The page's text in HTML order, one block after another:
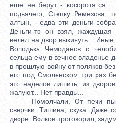
еще не берут -
подьячего, Степку Ремезова,
алтын, - едва эти деньги
Деньги-то он взял,
велел на двор выкинуть... Иные,
Володька Чемоданов с
сельца ему в вечное владенье
в прошлую войну от поляков
его под Смоленском три раз
это наделов лишить, из
жалуют... Нет правды...
Помолчали. От печи
сверчки. Тишина, скука. Даже
дворе. Волков проговорил,